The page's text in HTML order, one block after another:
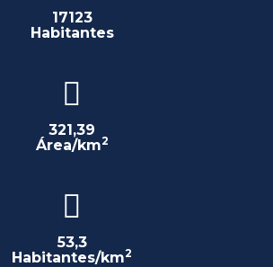
17123
Habitantes
321,39
Área/km2
53,3
Habitantes/km2